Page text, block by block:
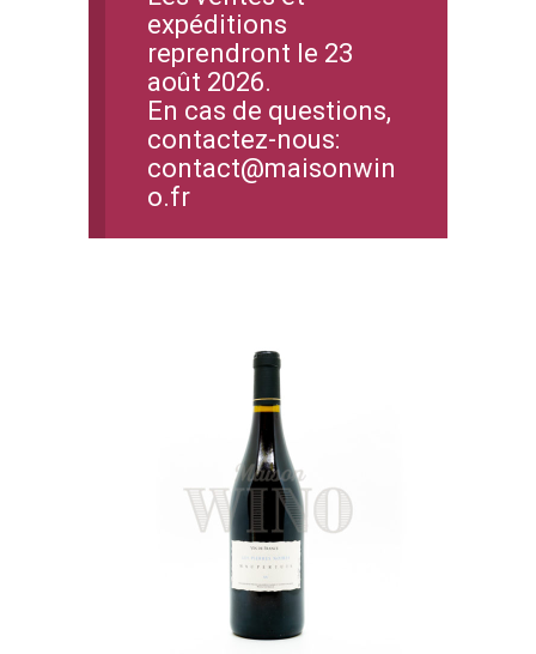
expéditions
reprendront le 23
août 2026.
En cas de questions,
contactez-nous:
contact@maisonwin
o.fr